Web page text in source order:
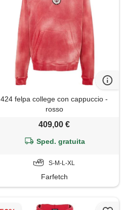
424 felpa college con cappuccio -
rosso
409,00 €
Sped. gratuita
S-M-L-XL
Farfetch